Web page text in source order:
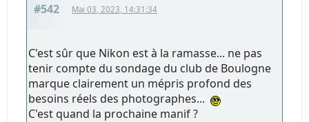
#542 Mai 03, 2023, 14:31:34
C'est sûr que Nikon est à la ramasse... ne pas
tenir compte du sondage du club de Boulogne
marque clairement un mépris profond des
besoins réels des photographes...
C'est quand la prochaine manif ?